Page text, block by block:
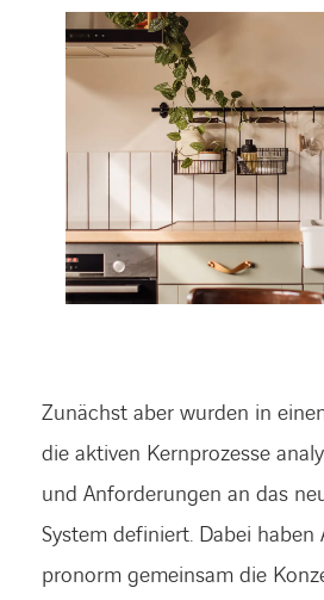
Zunächst aber wurden in
die aktiven Kernprozesse
und Anforderungen an das
System definiert. Dabei haben
pronorm gemeinsam die